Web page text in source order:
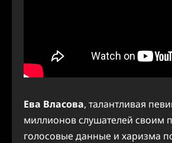
Ева Власова, талантливая
миллионов слушателей своим
голосовые данные и харизма